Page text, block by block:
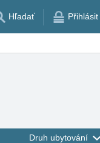
Hľadať Přihlásit
Druh ubytování